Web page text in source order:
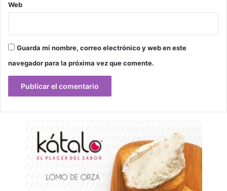
Web
Guarda mi nombre, correo electrónico y web en este
navegador para la próxima vez que comente.